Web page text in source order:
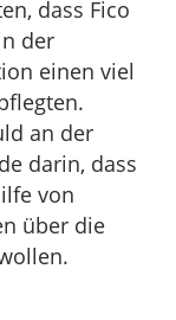
dass Fico
der
einen viel
an der
darin, dass
von
über die